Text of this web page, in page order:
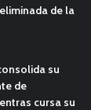
de la
su
de
cursa su